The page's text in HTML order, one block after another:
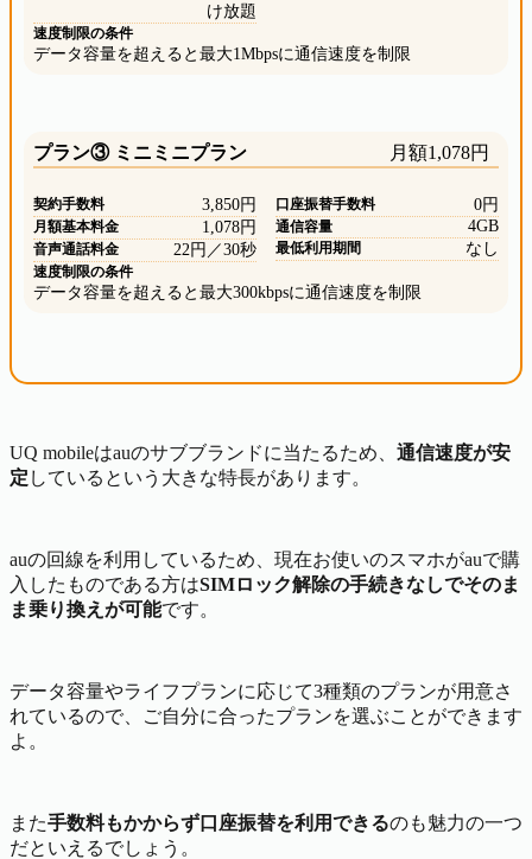
け放題
速度制限の条件
データ容量を超えると最大1Mbpsに通信速度を制限
プラン③ ミニミニプラン 月額1,078円
契約手数料 3,850円
月額基本料金 1,078円
音声通話料金 22円／30秒
口座振替手数料 0円
通信容量 4GB
最低利用期間 なし
速度制限の条件
データ容量を超えると最大300kbpsに通信速度を制限
UQ mobileはauのサブブランドに当たるため、 通信速度が安
定 しているという大きな特長があります。
auの回線を利用しているため、現在お使いのスマホがauで購
入したものである方はSIMロック解除の手続きなしでそのま
ま乗り換えが可能です。
データ容量やライフプランに応じて3種類のプランが用意さ
れているので、ご自分に合ったプランを選ぶことができます
よ。
また手数料もかからず口座振替を利用できるのも魅力の一つ
だといえるでしょう。